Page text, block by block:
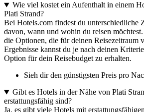
Wie viel kostet ein Aufenthalt in einem
Plati Strand?
Bei Hotels.com findest du unterschiedliche
davon, wann und wohin du reisen
die Optionen, die für deinen Reisezeitraum
Ergebnisse kannst du je nach deinen
Option für dein Reisebudget zu erhalten.
Sieh dir den günstigsten Preis pro
Gibt es Hotels in der Nähe von Plati
erstattungsfähig sind?
Ja, es gibt viele Hotels mit